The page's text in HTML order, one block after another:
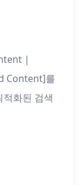
|
Content]를
화된 검색